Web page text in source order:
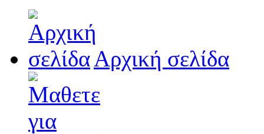
Αρχική σελίδα